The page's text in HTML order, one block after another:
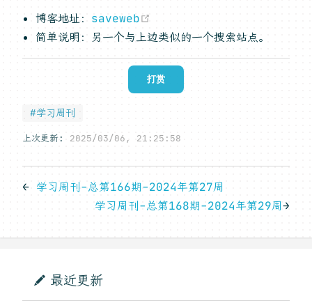
博客地址： saveweb
简单说明：另一个与上边类似的一个搜索站点。
打赏
#学习周刊
上次更新: 2025/03/06, 21:25:58
← 学习周刊-总第166期-2024年第27周
学习周刊-总第168期-2024年第29周→
最近更新